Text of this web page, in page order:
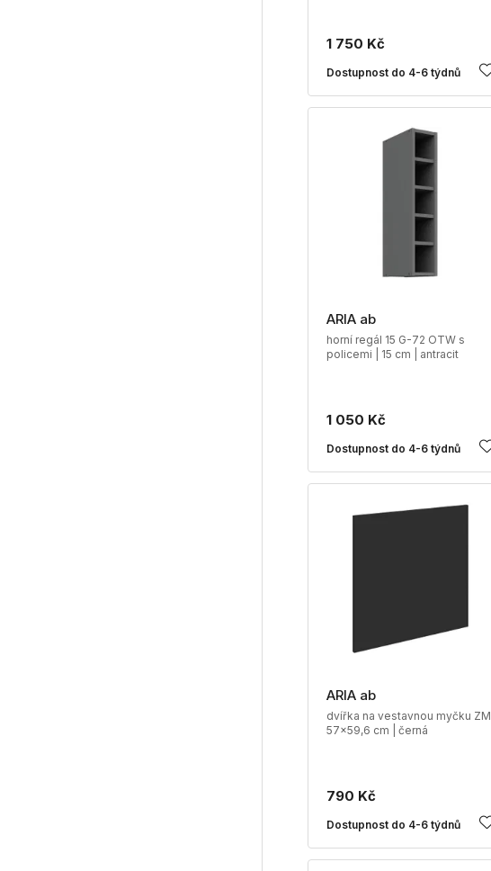
1 750 Kč
Dostupnost do 4-6 týdnů
ARIA ab
horní regál 15 G-72 OTW s
policemi | 15 cm | antracit
1 050 Kč
Dostupnost do 4-6 týdnů
ARIA ab
dvířka na vestavnou myčku ZM
57x59,6 cm | černá
790 Kč
Dostupnost do 4-6 týdnů